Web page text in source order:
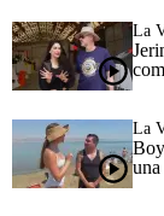
La
La